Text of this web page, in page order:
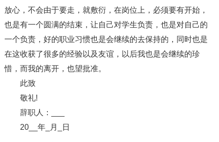
放心，不会由于要走，就敷衍，在岗位上，必须要有开始，
也是有一个圆满的结束，让自己对学生负责，也是对自己的
一个负责，好的职业习惯也是会继续的去保持的，同时也是
在这收获了很多的经验以及友谊，以后我也是会继续的珍
惜，而我的离开，也望批准。
此致
敬礼!
辞职人：___
20__年_月_日